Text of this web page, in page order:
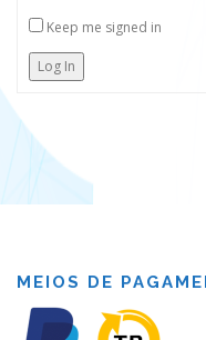
Keep me signed in
Log In
MEIOS DE